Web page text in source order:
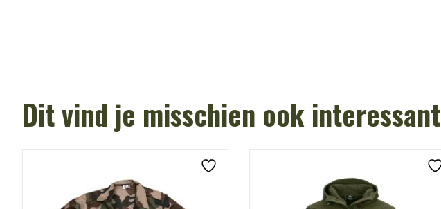
Dit vind je misschien ook interessant